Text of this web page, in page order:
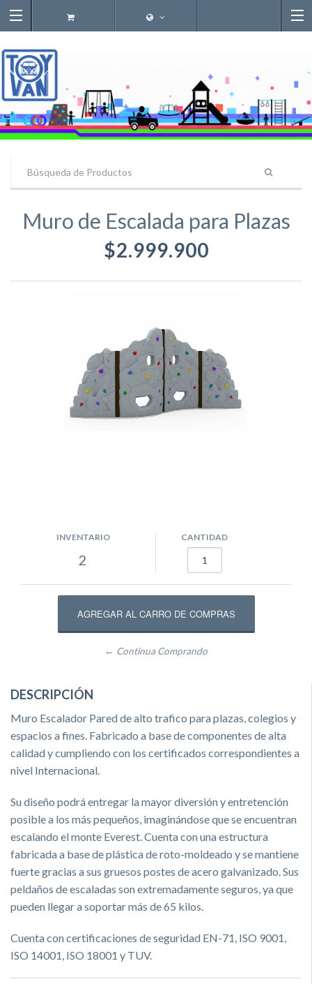
Muro de Escalada para Plazas
$2.999.900
INVENTARIO
2
CANTIDAD
← Continua Comprando
DESCRIPCIÓN
Muro Escalador Pared de alto trafico para plazas, colegios y
espacios a fines. Fabricado a base de componentes de alta
calidad y cumpliendo con los certificados correspondientes a
nivel Internacional.
Su diseño podrá entregar la mayor diversión y entretención
posible a los más pequeños, imaginándose que se encuentran
escalando el monte Everest. Cuenta con una estructura
fabricada a base de plástica de roto-moldeado y se mantiene
fuerte gracias a sus gruesos postes de acero galvanizado. Sus
peldaños de escaladas son extremadamente seguros, ya que
pueden llegar a soportar más de 65 kilos.
Cuenta con certificaciones de seguridad EN-71, ISO 9001,
ISO 14001, ISO 18001 y TUV.